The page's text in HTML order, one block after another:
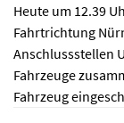
Heute um 12.39
Fahrtrichtung
Anschlussstellen
Fahrzeuge
Fahrzeug